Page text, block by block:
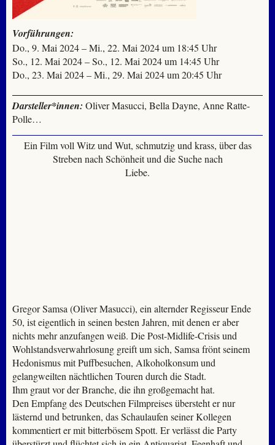
Vorführungen:
Do., 9. Mai 2024 – Mi., 22. Mai 2024 um 18:45 Uhr
So., 12. Mai 2024 – So., 12. Mai 2024 um 14:45 Uhr
Do., 23. Mai 2024 – Mi., 29. Mai 2024 um 20:45 Uhr
Darsteller*innen: Oliver Masucci, Bella Dayne, Anne Ratte-
Polle…
Ein Film voll Witz und Wut, schmutzig und krass, über das
Streben nach Schönheit und die Suche nach
Liebe.
Gregor Samsa (Oliver Masucci), ein alternder Regisseur Ende
50, ist eigentlich in seinen besten Jahren, mit denen er aber
nichts mehr anzufangen weiß. Die Post-Midlife-Crisis und
Wohlstandsverwahrlosung greift um sich, Samsa frönt seinem
Hedonismus mit Puffbesuchen, Alkoholkonsum und
gelangweilten nächtlichen Touren durch die Stadt.
Ihm graut vor der Branche, die ihn großgemacht hat.
Den Empfang des Deutschen Filmpreises übersteht er nur
lästernd und betrunken, das Schaulaufen seiner Kollegen
kommentiert er mit bitterbösem Spott. Er verlässt die Party